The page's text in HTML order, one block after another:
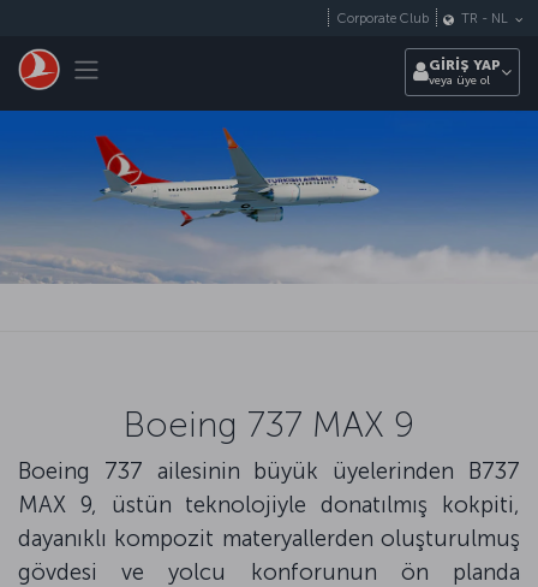
Toggle navigation
Corporate Club TR - NL
GİRİŞ YAP
veya üye ol
Boeing 737 MAX 9
Boeing 737 ailesinin büyük üyelerinden B737
MAX 9, üstün teknolojiyle donatılmış kokpiti,
dayanıklı kompozit materyallerden oluşturulmuş
gövdesi ve yolcu konforunun ön planda